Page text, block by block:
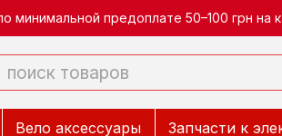
минимальной предоплате 50–100 грн
Вело аксессуары Запчасти к